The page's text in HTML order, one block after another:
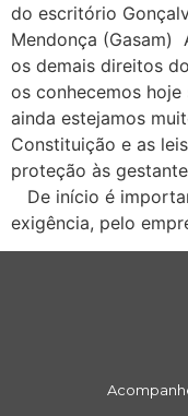
do escritório
Mendonça (Gasam)
os demais direitos
os conhecemos
ainda estejamos
Constituição e as
proteção às
De início é
exigência, pelo